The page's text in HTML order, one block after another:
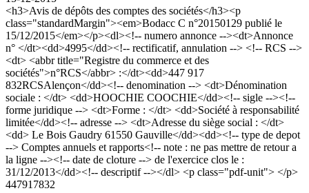
<h3>Avis de dépôts des comptes des sociétés</h3><p
class="standardMargin"><em>Bodacc C n°20150129 publié le
15/12/2015</em></p><dl><!-- numero annonce --><dt>Annonce
n° </dt><dd>4995</dd><!-- rectificatif, annulation --> <!-- RCS -->
<dt> <abbr title="Registre du commerce et des
sociétés">n°RCS</abbr> :</dt><dd>447 917
832RCSAlençon</dd><!-- denomination --> <dt>Dénomination
sociale : </dt> <dd>HOOCHIE COOCHIE</dd><!-- sigle --><!--
forme juridique --> <dt>Forme : </dt> <dd>Société à responsabilité
limitée</dd><!-- adresse --> <dt>Adresse du siège social : </dt>
<dd> Le Bois Gaudry 61550 Gauville</dd><dd><!-- type de depot
--> Comptes annuels et rapports<!-- note : ne pas mettre de retour a
la ligne --><!-- date de cloture --> de l'exercice clos le :
31/12/2013</dd><!-- descriptif --></dl> <p class="pdf-unit"> </p>
447917832